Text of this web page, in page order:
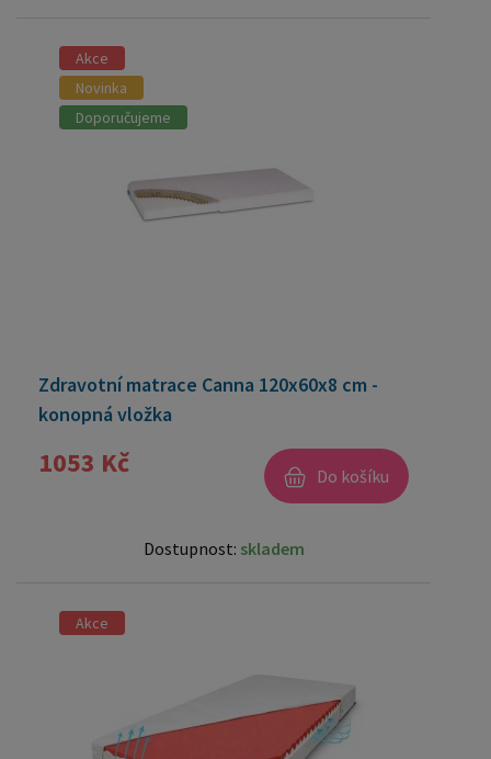
Akce
Novinka
Doporučujeme
Zdravotní matrace Canna 120x60x8 cm -
konopná vložka
1053 Kč Do košíku
Dostupnost: skladem
Akce